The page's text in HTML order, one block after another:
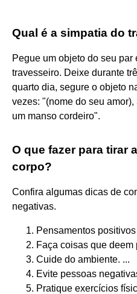
Qual é a simpatia do
Pegue um objeto do seu
travesseiro. Deixe durante
quarto dia, segure o objeto
vezes: "(nome do seu
um manso cordeiro".
O que fazer para tirar
corpo?
Confira algumas dicas de
negativas.
Pensamentos
Faça coisas que deem
Cuide do ambiente. ...
Evite pessoas
Pratique exercícios